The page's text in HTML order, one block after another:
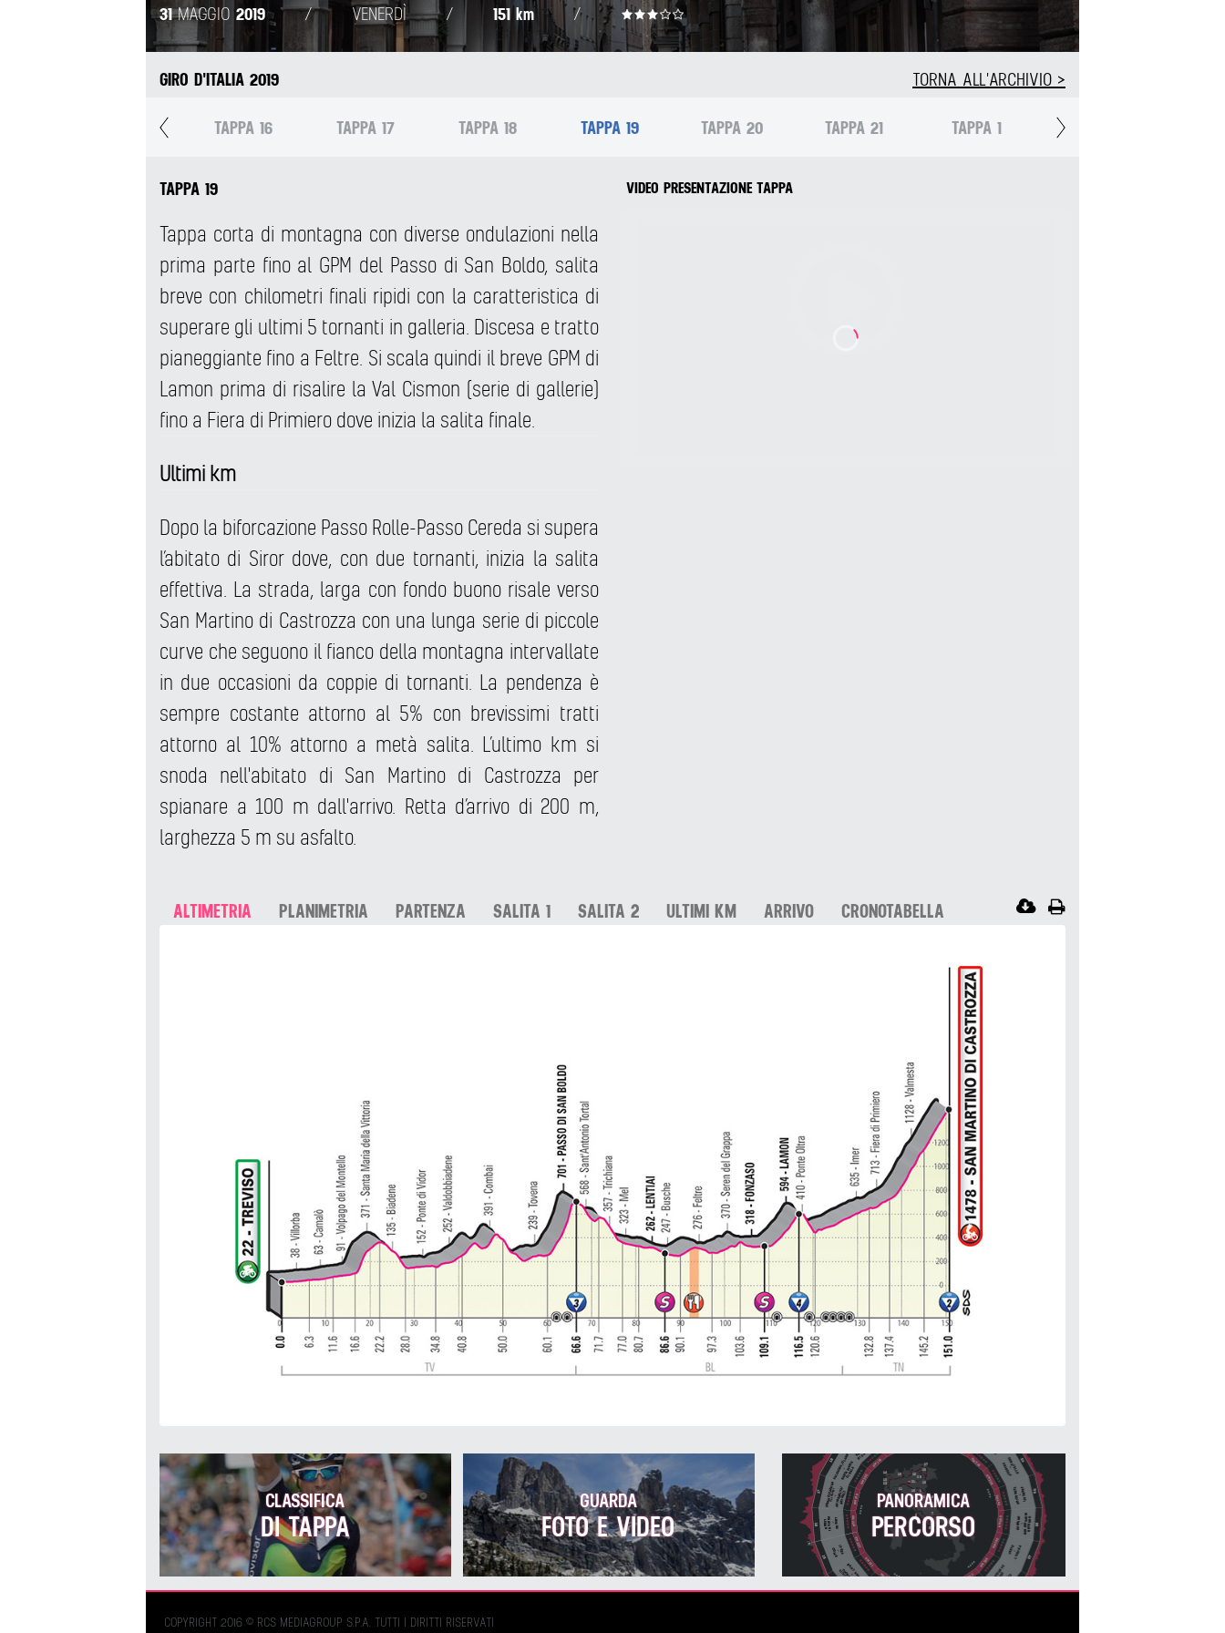
31MAGGIO 2019 / VENERDÌ / 151 km /
GIRO D'ITALIA 2019 TORNA ALL'ARCHIVIO >
TAPPA 16 TAPPA 17 TAPPA 18 TAPPA 19 TAPPA 20 TAPPA 21 TAPPA 1
TAPPA 19
Tappa corta di montagna con diverse ondulazioni nella
prima parte fino al GPM del Passo di San Boldo, salita
breve con chilometri finali ripidi con la caratteristica di
superare gli ultimi 5 tornanti in galleria. Discesa e tratto
pianeggiante fino a Feltre. Si scala quindi il breve GPM di
Lamon prima di risalire la Val Cismon (serie di gallerie)
fino a Fiera di Primiero dove inizia la salita finale.
Ultimi km
Dopo la biforcazione Passo Rolle-Passo Cereda si supera
l’abitato di Siror dove, con due tornanti, inizia la salita
effettiva. La strada, larga con fondo buono risale verso
San Martino di Castrozza con una lunga serie di piccole
curve che seguono il fianco della montagna intervallate
in due occasioni da coppie di tornanti. La pendenza è
sempre costante attorno al 5% con brevissimi tratti
attorno al 10% attorno a metà salita. L’ultimo km si
snoda nell'abitato di San Martino di Castrozza per
spianare a 100 m dall'arrivo. Retta d’arrivo di 200 m,
larghezza 5 m su asfalto.
VIDEO PRESENTAZIONE TAPPA
ALTIMETRIA PLANIMETRIA PARTENZA SALITA 1 SALITA 2 ULTIMI KM ARRIVO CRONOTABELLA
CLASSIFICA
DI TAPPA
GUARDA
FOTO E VIDEO
PANORAMICA
PERCORSO
COPYRIGHT 2016 © RCS MEDIAGROUP S.P.A. TUTTI I DIRITTI RISERVATI